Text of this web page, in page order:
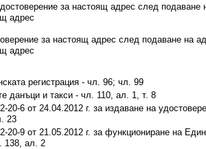
за настоящ адрес след подаване
адрес
за настоящ адрес след подаване на
адрес
регистрация - чл. 96; чл. 99
данъци и такси - чл. 110, ал. 1, т. 8
6 от 24.04.2012 г. за издаване на
23
9 от 21.05.2012 г. за функциониране на
138, ал. 2